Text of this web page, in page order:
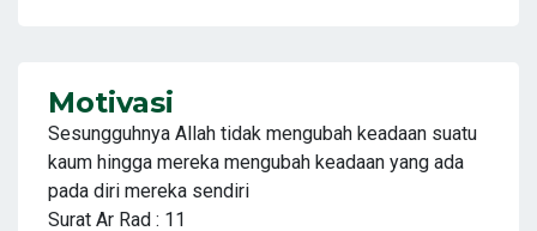
Motivasi
Sesungguhnya Allah tidak mengubah keadaan suatu
kaum hingga mereka mengubah keadaan yang ada
pada diri mereka sendiri
Surat Ar Rad : 11